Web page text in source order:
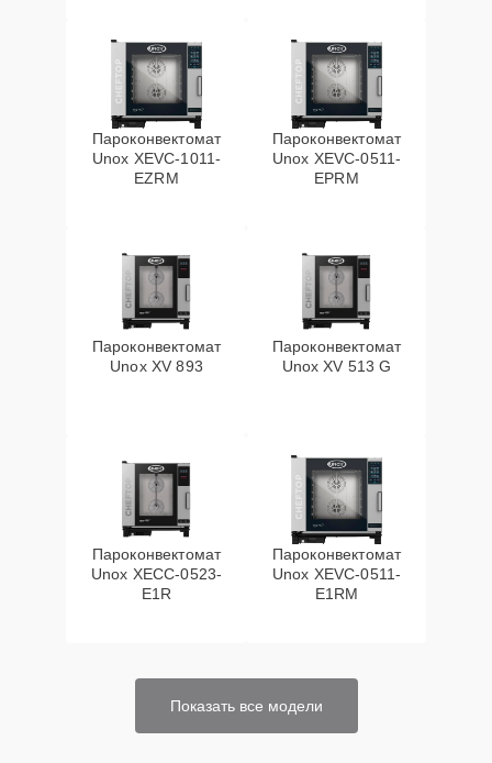
Пароконвектомат
Unox XEVC-1011-
EZRM
Пароконвектомат
Unox XEVC-0511-
EPRM
Пароконвектомат
Unox XV 893
Пароконвектомат
Unox XV 513 G
Пароконвектомат
Unox XECC-0523-
E1R
Пароконвектомат
Unox XEVC-0511-
E1RM
Показать все модели